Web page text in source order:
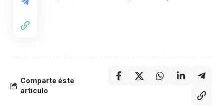
Comparte éste
artículo